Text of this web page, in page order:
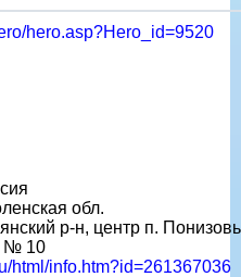
hero.asp?Hero_id=9520
обл.
р-н, центр п.
№ 10
html/info.htm?id=261367036